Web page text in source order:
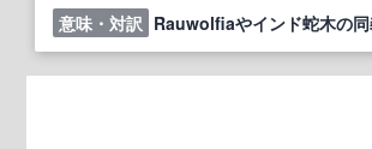
意味・対訳 Rauwolfiaやインド蛇木の